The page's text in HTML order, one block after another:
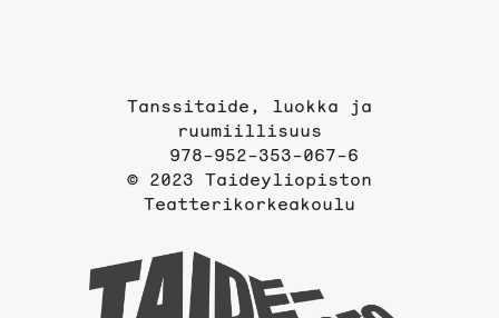
Tanssitaide, luokka ja
ruumiillisuus
978-952-353-067-6
© 2023 Taideyliopiston
Teatterikorkeakoulu